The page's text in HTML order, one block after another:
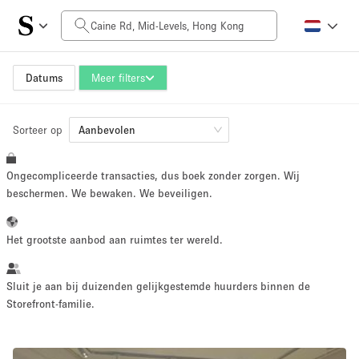
Datums Meer filters
Prijs per dag
HK$0
Grootte ruimte
100 sq ft 5000+ sq ft
~ 13 mensen
Sorteer op Aanbevolen
Ongecompliceerde transacties, dus boek zonder zorgen. Wij
beschermen. We bewaken. We beveiligen.
Het grootste aanbod aan ruimtes ter wereld.
Sluit je aan bij duizenden gelijkgestemde huurders binnen de
Storefront-familie.